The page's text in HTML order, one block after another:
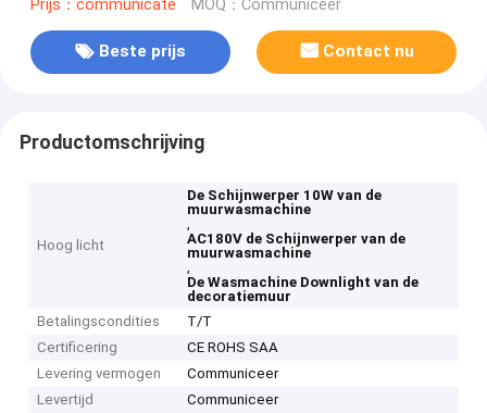
Prijs：communicate MOQ：Communiceer
Beste prijs Contact nu
Productomschrijving
Hoog licht
De Schijnwerper 10W van de
muurwasmachine
,
AC180V de Schijnwerper van de
muurwasmachine
,
De Wasmachine Downlight van de
decoratiemuur
Betalingscondities
T/T
Certificering
CE ROHS SAA
Levering vermogen
Communiceer
Levertijd
Communiceer